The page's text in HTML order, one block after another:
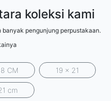
koleksi kami
pengunjung perpustakaan.
CM 19 x 21
cm